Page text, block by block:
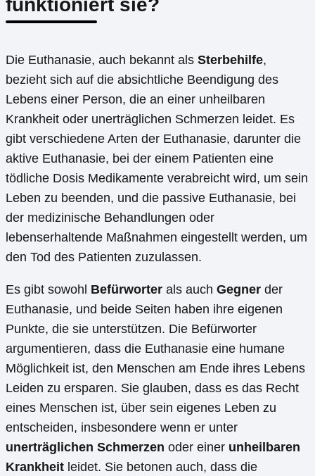
funktioniert sie?
Die Euthanasie, auch bekannt als Sterbehilfe,
bezieht sich auf die absichtliche Beendigung des
Lebens einer Person, die an einer unheilbaren
Krankheit oder unerträglichen Schmerzen leidet. Es
gibt verschiedene Arten der Euthanasie, darunter die
aktive Euthanasie, bei der einem Patienten eine
tödliche Dosis Medikamente verabreicht wird, um sein
Leben zu beenden, und die passive Euthanasie, bei
der medizinische Behandlungen oder
lebenserhaltende Maßnahmen eingestellt werden, um
den Tod des Patienten zuzulassen.
Es gibt sowohl Befürworter als auch Gegner der
Euthanasie, und beide Seiten haben ihre eigenen
Punkte, die sie unterstützen. Die Befürworter
argumentieren, dass die Euthanasie eine humane
Möglichkeit ist, den Menschen am Ende ihres Lebens
Leiden zu ersparen. Sie glauben, dass es das Recht
eines Menschen ist, über sein eigenes Leben zu
entscheiden, insbesondere wenn er unter
unerträglichen Schmerzen oder einer unheilbaren
Krankheit leidet. Sie betonen auch, dass die